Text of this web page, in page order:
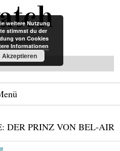
und Games
DER PRINZ VON BEL-AIR
weitere Nutzung
stimmst du der
von Cookies
Informationen
Akzeptieren